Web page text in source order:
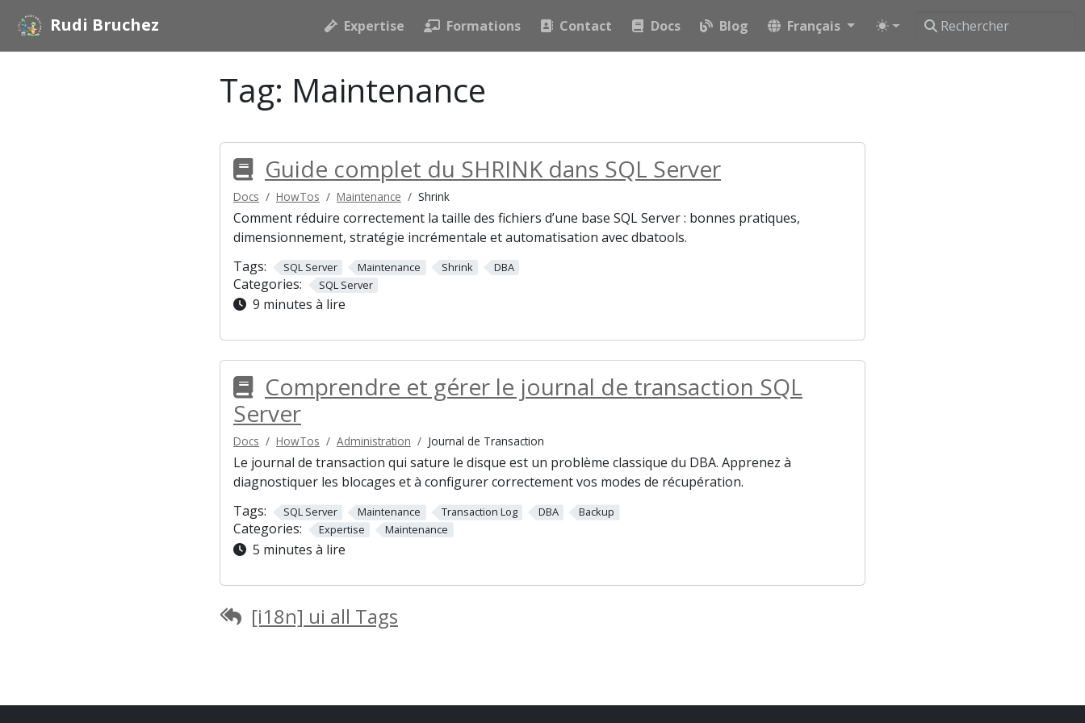
Rudi Bruchez Expertise Formations Contact Docs Blog Français
Tag: Maintenance
Guide complet du SHRINK dans SQL Server
Docs HowTos Maintenance Shrink
Comment réduire correctement la taille des fichiers d’une base SQL Server : bonnes pratiques,
dimensionnement, stratégie incrémentale et automatisation avec dbatools.
Tags:
SQL Server Maintenance Shrink DBA
Categories: SQL Server
9 minutes à lire
Comprendre et gérer le journal de transaction SQL
Server
Docs HowTos Administration Journal de Transaction
Le journal de transaction qui sature le disque est un problème classique du DBA. Apprenez à
diagnostiquer les blocages et à configurer correctement vos modes de récupération.
Tags:
SQL Server Maintenance Transaction Log DBA Backup
Categories: Expertise Maintenance
5 minutes à lire
[i18n] ui all Tags